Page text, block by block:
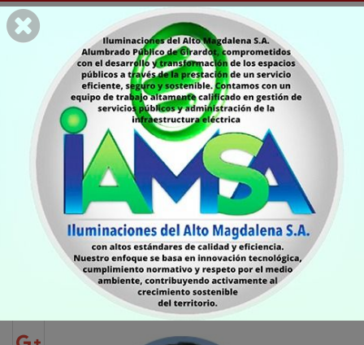
COLUMNISTAS
Iglesia cristiana,
gobierno y
participación